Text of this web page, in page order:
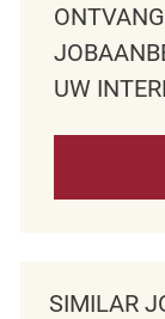
UW
SIMILAR